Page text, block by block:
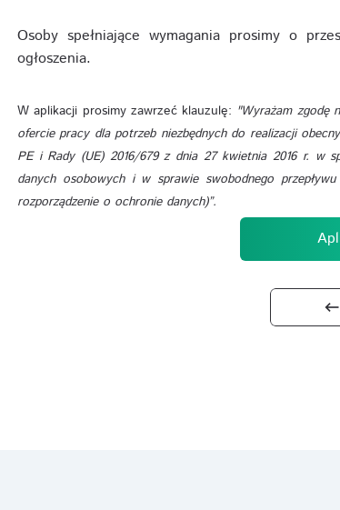
Osoby spełniające wymagania prosimy o
ogłoszenia.
W aplikacji prosimy zawrzeć klauzulę: "Wyrażam zgodę
ofercie pracy dla potrzeb niezbędnych do realizacji
PE i Rady (UE) 2016/679 z dnia 27 kwietnia 2016 r. w
danych osobowych i w sprawie swobodnego
rozporządzenie o ochronie danych)”.
keyboard_backspace